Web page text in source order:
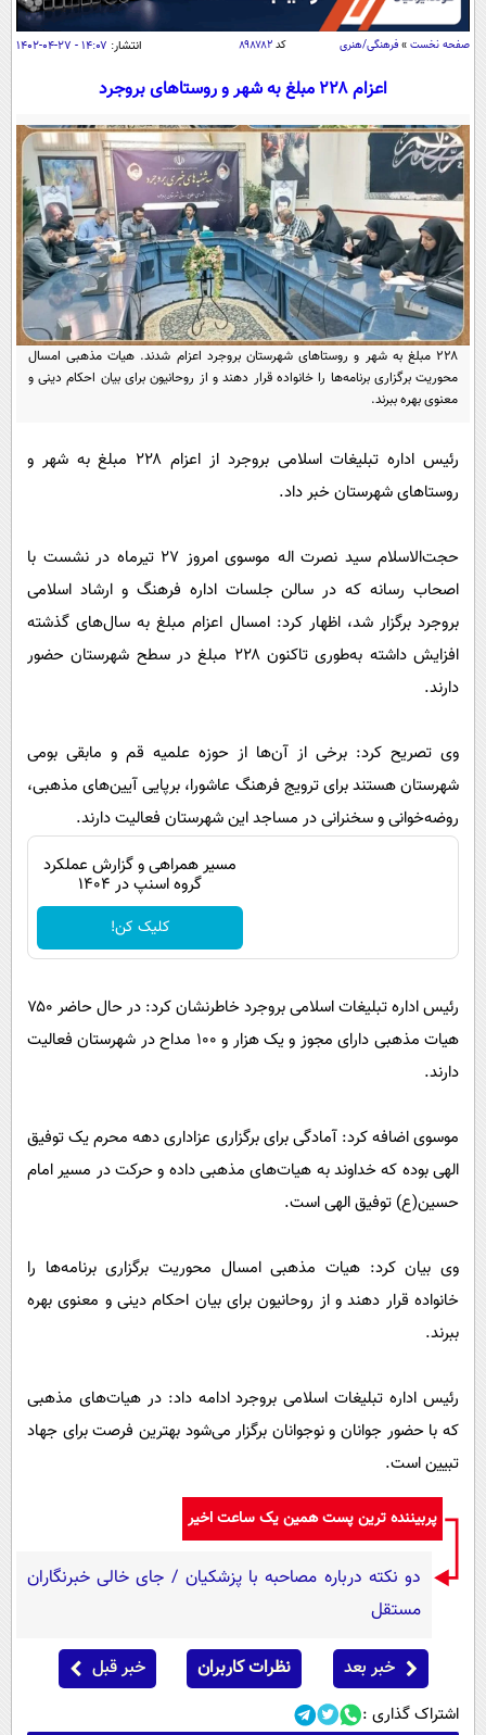
اقتصاد
اقتصادی
جامعه
حوادث
سلامت
یک برش دانایی
محیط زیست
سفر و تفریح
بین الملل
سیاست خارجی
فرهنگ و هنر
علم و دانش
فناوری و It
علمی
اخبار کریپتو
قرآن
گوناگون
سرگرمی
باشگاه مغز
فیلم
اقتصاد
سیاست
حوادث
محیط زیست
بین الملل
اجتماعی
عصر ایران 2
داستان کوتاه
دانلود
صفحه نخست » فرهنگی/هنری کد۸۹۸۷۸۲ انتشار: ۱۴:۰۷ - ۲۷-۰۴-۱۴۰۲
اعزام ۲۲۸ مبلغ به شهر و روستاهای بروجرد
۲۲۸ مبلغ به شهر و روستاهای شهرستان بروجرد اعزام شدند. هیات مذهبی امسال
محوریت برگزاری برنامه‌ها را خانواده قرار دهند و از روحانیون برای بیان احکام دینی و
معنوی بهره ببرند.
رئیس اداره تبلیغات اسلامی بروجرد از اعزام ۲۲۸ مبلغ به شهر و
روستاهای شهرستان خبر داد.
حجت‌الاسلام سید نصرت اله موسوی امروز ۲۷ تیرماه در نشست با
اصحاب رسانه که در سالن جلسات اداره فرهنگ و ارشاد اسلامی
بروجرد برگزار شد، اظهار کرد: امسال اعزام مبلغ به سال‌های گذشته
افزایش داشته به‌طوری تاکنون ۲۲۸ مبلغ در سطح شهرستان حضور
دارند.
وی تصریح کرد: برخی از آن‌ها از حوزه علمیه قم و مابقی بومی
شهرستان هستند برای ترویج فرهنگ عاشورا، برپایی آیین‌های مذهبی،
روضه‌خوانی و سخنرانی در مساجد این شهرستان فعالیت دارند.
مسیر همراهی و گزارش عملکرد
گروه اسنپ در ۱۴۰۴
کلیک کن!
رئیس اداره تبلیغات اسلامی بروجرد خاطرنشان کرد: در حال حاضر ۷۵۰
هیات مذهبی دارای مجوز و یک هزار و ۱۰۰ مداح در شهرستان فعالیت
دارند.
موسوی اضافه کرد: آمادگی برای برگزاری عزاداری دهه محرم یک توفیق
الهی بوده که خداوند به هیات‌های مذهبی داده و حرکت در مسیر امام
حسین(ع) توفیق الهی است.
وی بیان کرد: هیات مذهبی امسال محوریت برگزاری برنامه‌ها را
خانواده قرار دهند و از روحانیون برای بیان احکام دینی و معنوی بهره
ببرند.
رئیس اداره تبلیغات اسلامی بروجرد ادامه داد: در هیات‌های مذهبی
که با حضور جوانان و نوجوانان برگزار می‌شود بهترین فرصت برای جهاد
تبیین است.
پربیننده ترین پست همین یک ساعت اخیر
دو نکته درباره مصاحبه با پزشکیان / جای خالی خبرنگاران
مستقل
خبر بعد نظرات کاربران خبر قبل
اشتراک گذاری :